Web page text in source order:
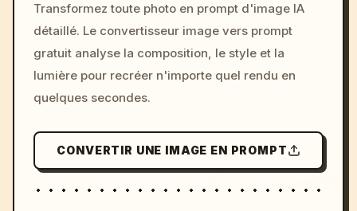
c, cyberpunk sunset, neon
colors, 8k --v 6.0
Transformez toute photo en prompt d'image IA
détaillé. Le convertisseur image vers prompt
gratuit analyse la composition, le style et la
lumière pour recréer n'importe quel rendu en
quelques secondes.
CONVERTIR UNE IMAGE EN PROMPT